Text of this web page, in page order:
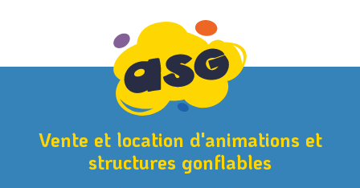
Vente et location d'animations et
structures gonflables